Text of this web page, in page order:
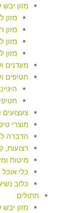
מזון
מזון
מזון
מזון
מזון
מעדנים
חטיפים
מוצרי
הדברה
רצועות,
מיטות
כלי
כלוב
חתולים
מזון